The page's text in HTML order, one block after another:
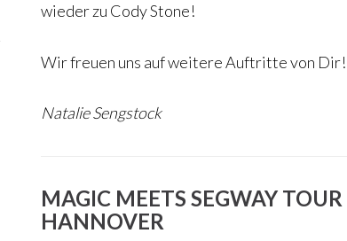
wieder zu Cody Stone!
Wir freuen uns auf weitere Auftritte von Dir!
Natalie Sengstock
MAGIC MEETS SEGWAY TOUR
HANNOVER